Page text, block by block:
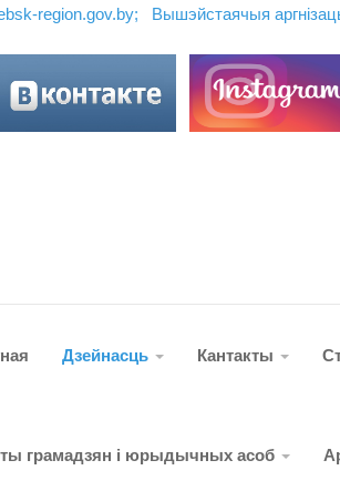
region.gov.by; Вышэйстаячыя аргні
Дзейнасць Кантакты
грамадзян і юрыдычных асоб